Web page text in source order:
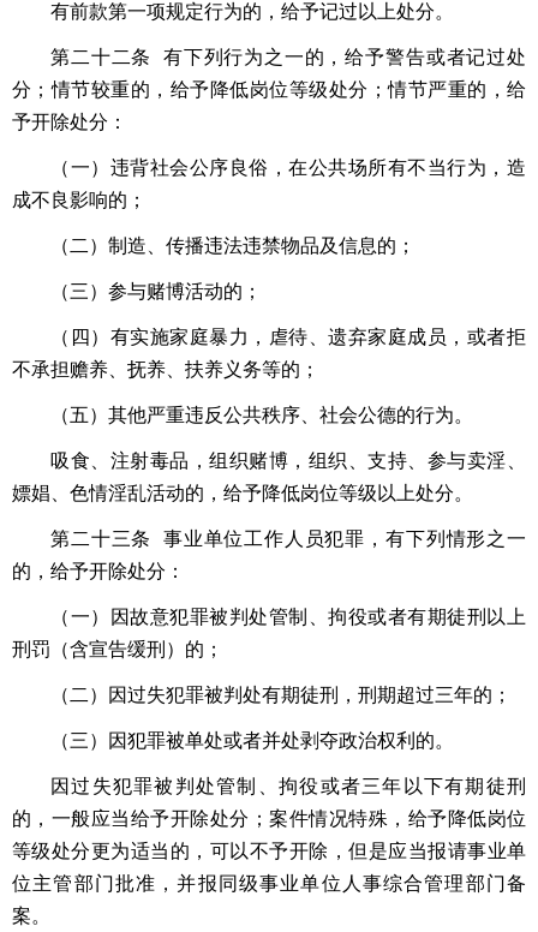
有前款第一项规定行为的，给予记过以上处分。
第二十二条 有下列行为之一的，给予警告或者记过处
分；情节较重的，给予降低岗位等级处分；情节严重的，给
予开除处分：
（一）违背社会公序良俗，在公共场所有不当行为，造
成不良影响的；
（二）制造、传播违法违禁物品及信息的；
（三）参与赌博活动的；
（四）有实施家庭暴力，虐待、遗弃家庭成员，或者拒
不承担赡养、抚养、扶养义务等的；
（五）其他严重违反公共秩序、社会公德的行为。
吸食、注射毒品，组织赌博，组织、支持、参与卖淫、
嫖娼、色情淫乱活动的，给予降低岗位等级以上处分。
第二十三条 事业单位工作人员犯罪，有下列情形之一
的，给予开除处分：
（一）因故意犯罪被判处管制、拘役或者有期徒刑以上
刑罚（含宣告缓刑）的；
（二）因过失犯罪被判处有期徒刑，刑期超过三年的；
（三）因犯罪被单处或者并处剥夺政治权利的。
因过失犯罪被判处管制、拘役或者三年以下有期徒刑
的，一般应当给予开除处分；案件情况特殊，给予降低岗位
等级处分更为适当的，可以不予开除，但是应当报请事业单
位主管部门批准，并报同级事业单位人事综合管理部门备
案。